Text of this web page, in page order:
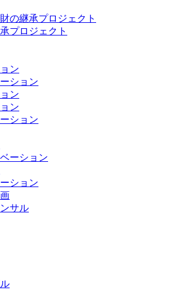
の継承プロジェクト
プロジェクト
ン
ション
ン
ン
ション
ーション
ション
サル